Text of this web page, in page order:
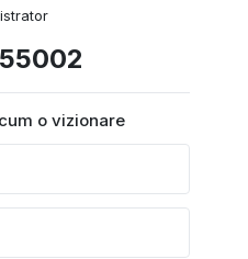
o vizionare